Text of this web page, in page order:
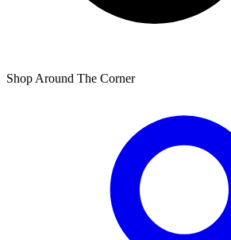
Shop Around The Corner